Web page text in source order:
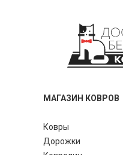
МАГАЗИН КОВРОВ
Ковры
Дорожки